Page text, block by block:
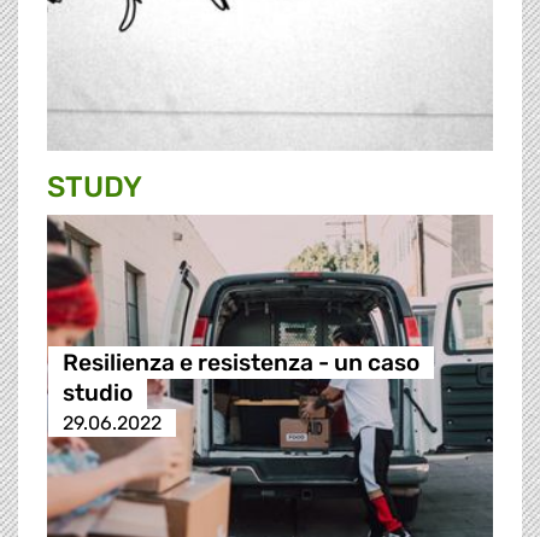
STUDY
Resilienza e resistenza - un caso
studio
29.06.2022